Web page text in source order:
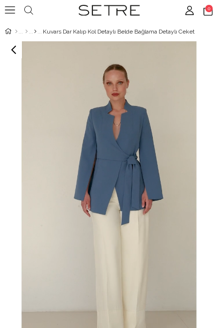
0
Kuvars Dar Kalıp Kol Detaylı Belde Bağlama Detaylı Ceket